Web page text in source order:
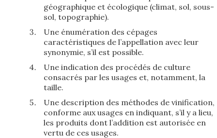
géographique et écologique (climat, sol, sous-
sol, topographie).
Une énumération des cépages
caractéristiques de l’appellation avec leur
synonymie, s’il est possible.
Une indication des procédés de culture
consacrés par les usages et, notamment, la
taille.
Une description des méthodes de vinification,
conforme aux usages en indiquant, s’il y a lieu,
les produits dont l’addition est autorisée en
vertu de ces usages.